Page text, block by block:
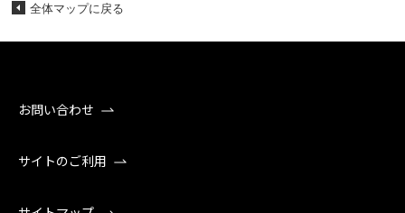
全体マップに戻る
お問い合わせ
サイトのご利用